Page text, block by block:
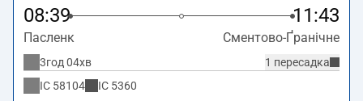
08:39 11:43
Пасленк Сментово-Ґранічне
1 пересадка
3год 04хв
IC 58104 IC 5360